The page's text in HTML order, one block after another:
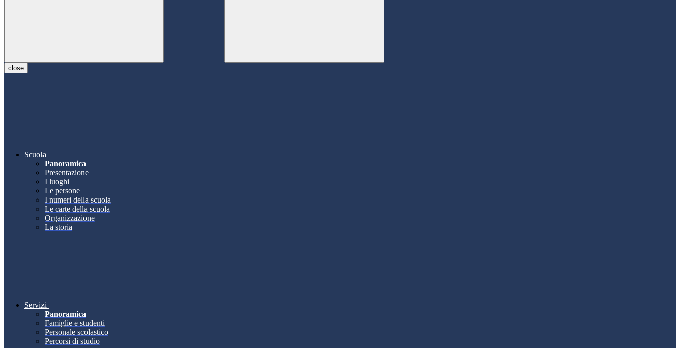
close
Scuola
Panoramica
Presentazione
I luoghi
Le persone
I numeri della scuola
Le carte della scuola
Organizzazione
La storia
Servizi
Panoramica
Famiglie e studenti
Personale scolastico
Percorsi di studio